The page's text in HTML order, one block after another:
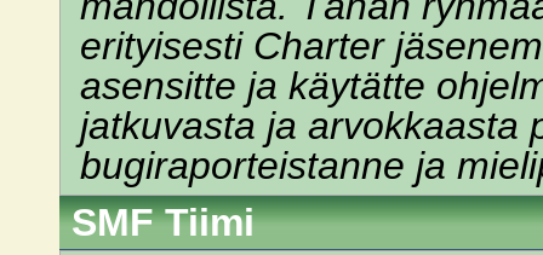
erityisesti Charter
asensitte ja käytätte
jatkuvasta ja arvokkaasta
bugiraporteistanne ja
SMF Tiimi